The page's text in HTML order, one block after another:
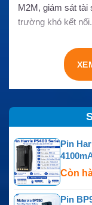
M2M, giám sát tài
trường khó kết nối.
Pin
Còn
Pin